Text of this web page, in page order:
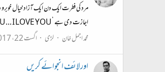
مرد کی فطرت ایک دن ایک آزاد خیال
اجازت دی ہے ‘ I LOVE YOU ... I LOVE YOU ...
محمد اجمل خان
لڑی اگست 22، 2017
اور لائف انجوائے کریں